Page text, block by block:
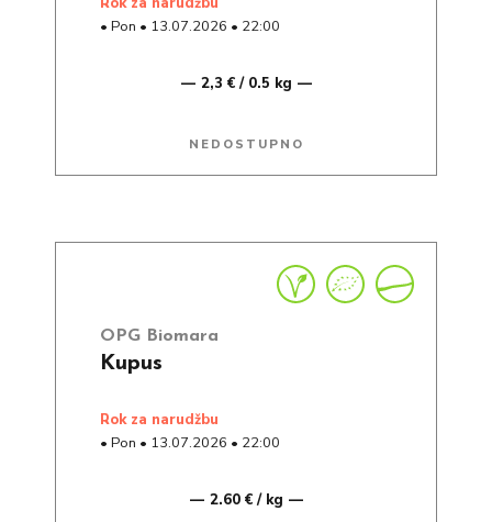
• Pon • 13.07.2026 • 22:00
2,3 € / 0.5 kg
NEDOSTUPNO
OPG Biomara
Kupus
rok za narudžbu
• Pon • 13.07.2026 • 22:00
2.60 € / kg